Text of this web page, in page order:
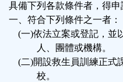
具備下列各款條件者，得申
一、符合下列條件之一者：
(一)依法立案或登記，並
人、團體或機構。
(二)開設救生員訓練正式
校。